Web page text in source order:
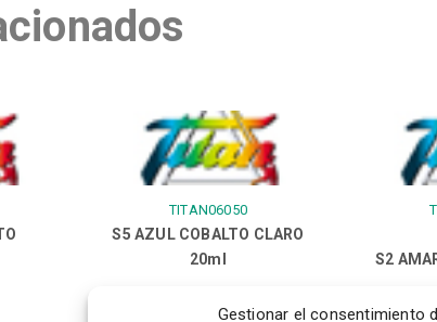
Gestionar el consentimiento
TITAN06050
S5 AZUL COBALTO CLARO
20ml
S2